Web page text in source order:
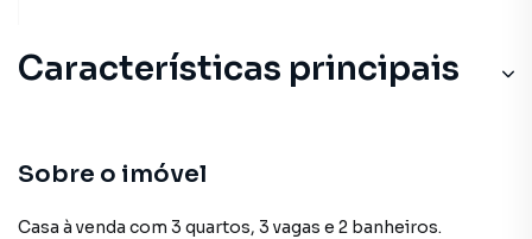
Características principais
Sobre o imóvel
Casa à venda com 3 quartos, 3 vagas e 2 banheiros.